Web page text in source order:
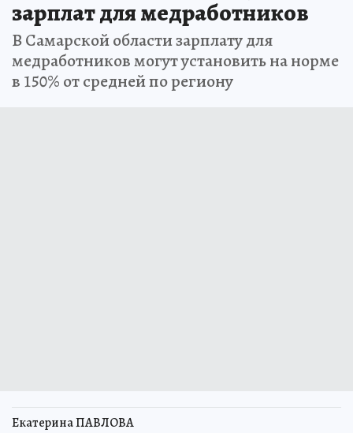
зарплат для медработников
В Самарской области зарплату для
медработников могут установить на норме
в 150% от средней по региону
Екатерина ПАВЛОВА